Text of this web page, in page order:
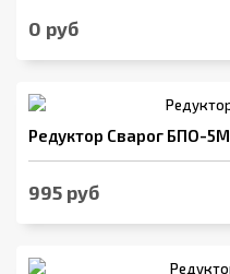
0 руб
Редуктор Сварог БПО-5М
995 руб